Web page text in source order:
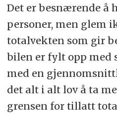
Det er besnærende å
personer, men glem
totalvekten som gir
bilen er fylt opp med
med en
det alt i alt lov å ta
grensen for tillatt